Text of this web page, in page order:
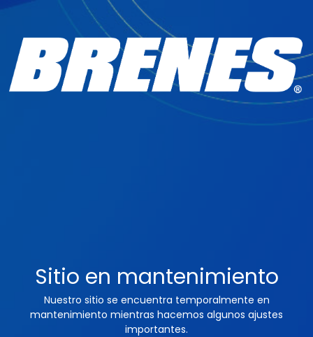
Sitio en mantenimiento
Nuestro sitio se encuentra temporalmente en
mantenimiento mientras hacemos algunos ajustes
importantes.